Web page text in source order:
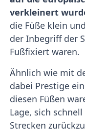
verkleinert
die Füße klein
der Inbegriff der
Fußfixiert waren.
Ähnlich wie mit
dabei Prestige
diesen Füßen
Lage, sich
Strecken